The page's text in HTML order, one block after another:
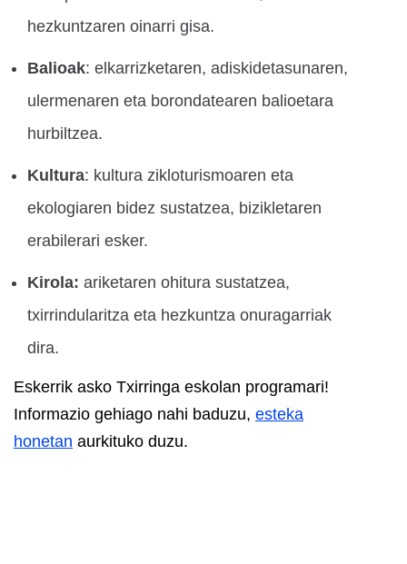
hezkuntzaren oinarri gisa.
Balioak: elkarrizketaren, adiskidetasunaren,
ulermenaren eta borondatearen balioetara
hurbiltzea.
Kultura: kultura zikloturismoaren eta
ekologiaren bidez sustatzea, bizikletaren
erabilerari esker.
Kirola: ariketaren ohitura sustatzea,
txirrindularitza eta hezkuntza onuragarriak
dira.
Eskerrik asko Txirringa eskolan programari!
Informazio gehiago nahi baduzu, esteka
honetan aurkituko duzu.